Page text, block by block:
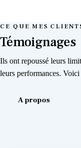
CE QUE MES
Témoignages
Ils ont repoussé leurs
leurs performances.
A propos